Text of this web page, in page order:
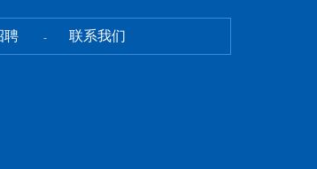
聘 - 联系我们